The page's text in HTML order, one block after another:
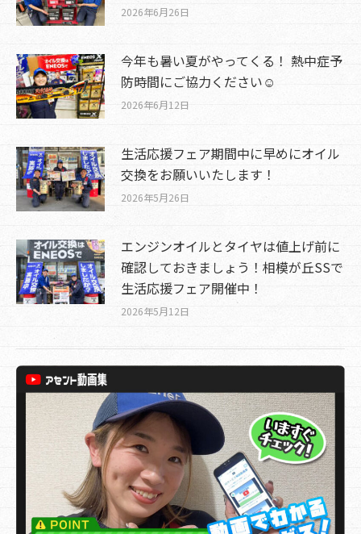
2026年6月26日
今年も暑い夏がやってくる！ 熱中症予
防時間にご協力ください☺
2026年6月12日
生活応援フェア期間中に早めにオイル
交換をお願いいたします！
2026年5月26日
エンジンオイルとタイヤは値上げ前に
確認しておきましょう！相模が丘SSで
生活応援フェア開催中！
2026年5月12日